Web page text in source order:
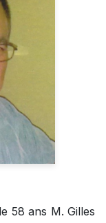
58 ans M. Gilles